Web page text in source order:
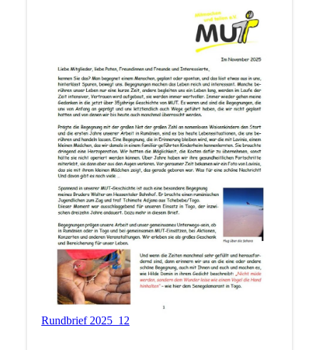
Rundbrief 2025_12